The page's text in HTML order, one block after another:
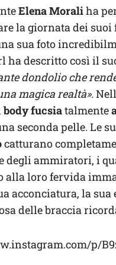
Elena Moraliha
la giornata dei
sua foto
ha descritto così il
dondolio che
magica realtà».
body fucsiatalmente
seconda pelle. Le
catturano
degli ammiratori, i
alla loro fervida
acconciatura, la sua
delle braccia
p/